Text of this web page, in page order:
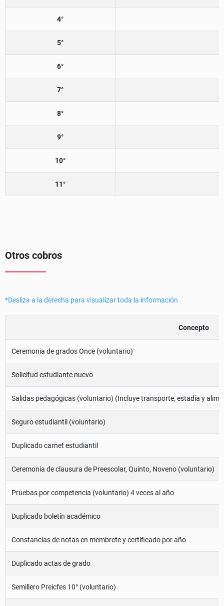
4°
5°
6°
7°
8°
9°
10°
11°
Otros cobros
*Desliza a la derecha para visualizar toda la información
Concepto
Ceremonia de grados Once (voluntario)
Solicitud estudiante nuevo
Salidas pedagógicas (voluntario) (Incluye transporte, estadía y
Seguro estudiantil (voluntario)
Duplicado carnet estudiantil
Ceremonia de clausura de Preescolar, Quinto, Noveno (voluntario)
Pruebas por competencia (voluntario) 4 veces al año
Duplicado boletín académico
Constancias de notas en membrete y certificado por año
Duplicado actas de grado
Semillero Preicfes 10° (voluntario)